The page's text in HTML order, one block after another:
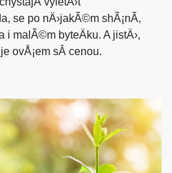
se po nÄ›jakÃ©m shÃ¡nÃ­,
i malÃ©m byteÄku. A jistÄ›,
ovÅ¡em sÂ cenou.